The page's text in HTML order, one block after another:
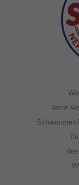
Wenn
Schwimmen